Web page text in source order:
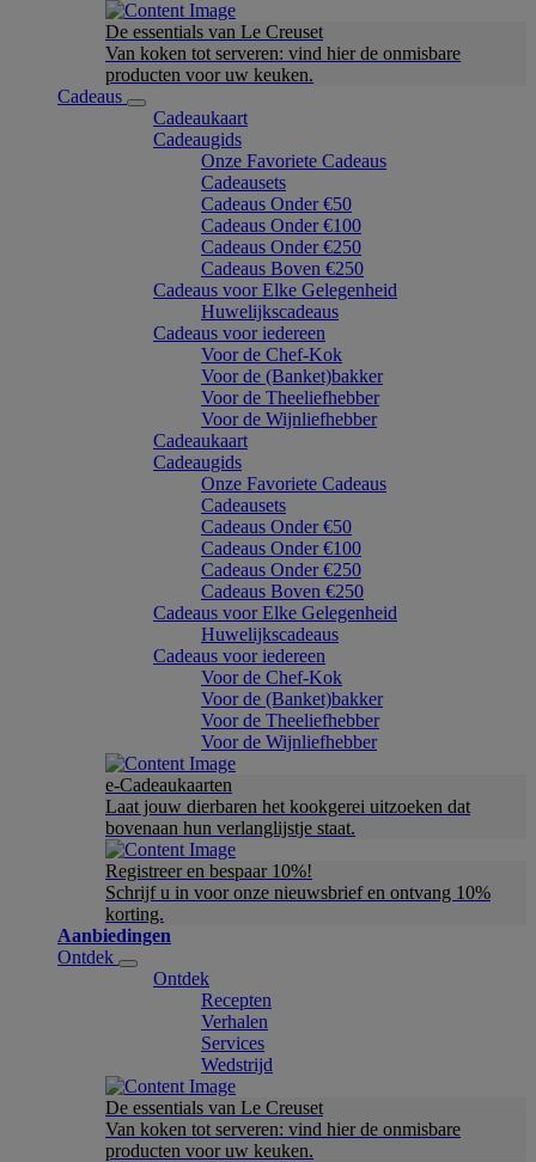
De essentials van Le Creuset
Van koken tot serveren: vind hier de onmisbare
producten voor uw keuken.
Cadeaus
Cadeaukaart
Cadeaugids
Onze Favoriete Cadeaus
Cadeausets
Cadeaus Onder €50
Cadeaus Onder €100
Cadeaus Onder €250
Cadeaus Boven €250
Cadeaus voor Elke Gelegenheid
Huwelijkscadeaus
Cadeaus voor iedereen
Voor de Chef-Kok
Voor de (Banket)bakker
Voor de Theeliefhebber
Voor de Wijnliefhebber
Cadeaukaart
Cadeaugids
Onze Favoriete Cadeaus
Cadeausets
Cadeaus Onder €50
Cadeaus Onder €100
Cadeaus Onder €250
Cadeaus Boven €250
Cadeaus voor Elke Gelegenheid
Huwelijkscadeaus
Cadeaus voor iedereen
Voor de Chef-Kok
Voor de (Banket)bakker
Voor de Theeliefhebber
Voor de Wijnliefhebber
e-Cadeaukaarten
Laat jouw dierbaren het kookgerei uitzoeken dat
bovenaan hun verlanglijstje staat.
Registreer en bespaar 10%!
Schrijf u in voor onze nieuwsbrief en ontvang 10%
korting.
Aanbiedingen
Ontdek
Ontdek
Recepten
Verhalen
Services
Wedstrijd
De essentials van Le Creuset
Van koken tot serveren: vind hier de onmisbare
producten voor uw keuken.